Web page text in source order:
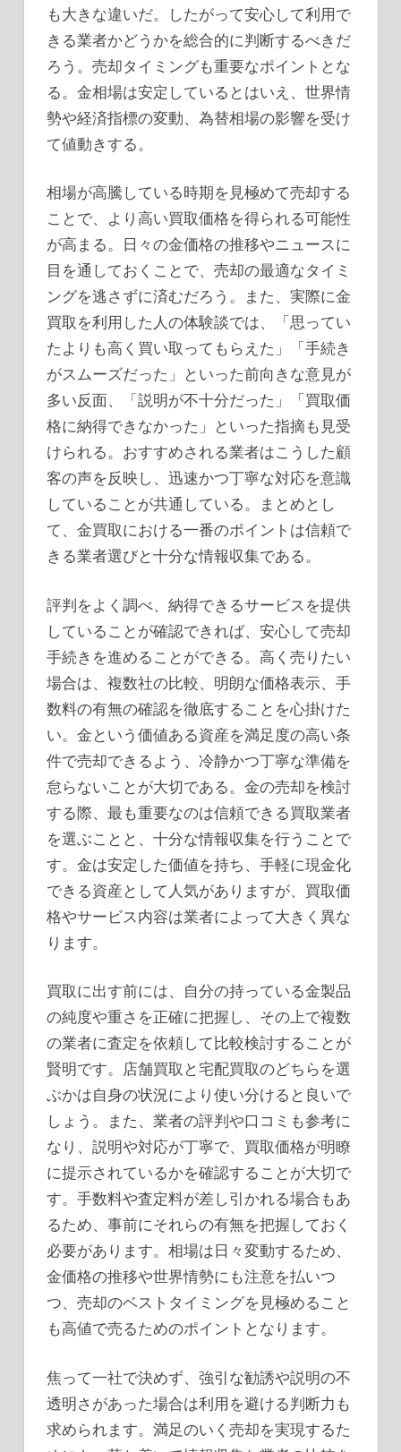
も大きな違いだ。したがって安心して利用で
きる業者かどうかを総合的に判断するべきだ
ろう。売却タイミングも重要なポイントとな
る。金相場は安定しているとはいえ、世界情
勢や経済指標の変動、為替相場の影響を受け
て値動きする。
相場が高騰している時期を見極めて売却する
ことで、より高い買取価格を得られる可能性
が高まる。日々の金価格の推移やニュースに
目を通しておくことで、売却の最適なタイミ
ングを逃さずに済むだろう。また、実際に金
買取を利用した人の体験談では、「思ってい
たよりも高く買い取ってもらえた」「手続き
がスムーズだった」といった前向きな意見が
多い反面、「説明が不十分だった」「買取価
格に納得できなかった」といった指摘も見受
けられる。おすすめされる業者はこうした顧
客の声を反映し、迅速かつ丁寧な対応を意識
していることが共通している。まとめとし
て、金買取における一番のポイントは信頼で
きる業者選びと十分な情報収集である。
評判をよく調べ、納得できるサービスを提供
していることが確認できれば、安心して売却
手続きを進めることができる。高く売りたい
場合は、複数社の比較、明朗な価格表示、手
数料の有無の確認を徹底することを心掛けた
い。金という価値ある資産を満足度の高い条
件で売却できるよう、冷静かつ丁寧な準備を
怠らないことが大切である。金の売却を検討
する際、最も重要なのは信頼できる買取業者
を選ぶことと、十分な情報収集を行うことで
す。金は安定した価値を持ち、手軽に現金化
できる資産として人気がありますが、買取価
格やサービス内容は業者によって大きく異な
ります。
買取に出す前には、自分の持っている金製品
の純度や重さを正確に把握し、その上で複数
の業者に査定を依頼して比較検討することが
賢明です。店舗買取と宅配買取のどちらを選
ぶかは自身の状況により使い分けると良いで
しょう。また、業者の評判や口コミも参考に
なり、説明や対応が丁寧で、買取価格が明瞭
に提示されているかを確認することが大切で
す。手数料や査定料が差し引かれる場合もあ
るため、事前にそれらの有無を把握しておく
必要があります。相場は日々変動するため、
金価格の推移や世界情勢にも注意を払いつ
つ、売却のベストタイミングを見極めること
も高値で売るためのポイントとなります。
焦って一社で決めず、強引な勧誘や説明の不
透明さがあった場合は利用を避ける判断力も
求められます。満足のいく売却を実現するた